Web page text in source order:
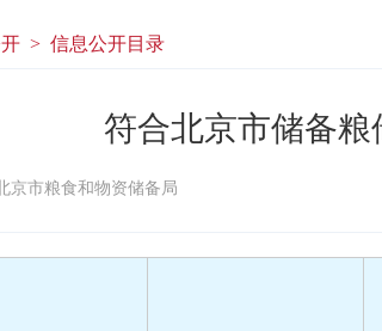
> 信息公开目录
符合北京市储备
京市粮食和物资储备局